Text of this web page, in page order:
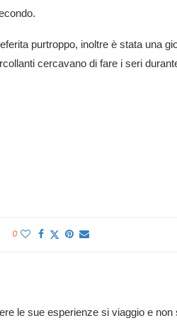
purtroppo, inoltre è stata una
cercavano di fare i seri
0
le sue esperienze si viaggio e non